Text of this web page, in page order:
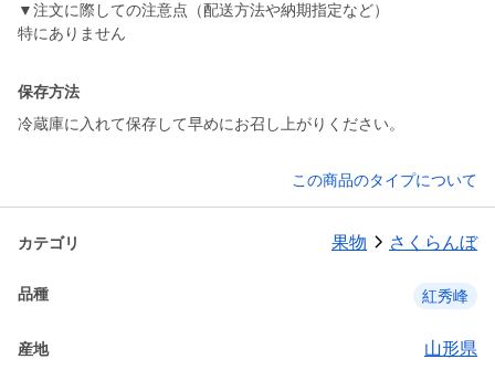
▼注文に際しての注意点（配送方法や納期指定など）
特にありません
保存方法
冷蔵庫に入れて保存して早めにお召し上がりください。
この商品のタイプについて
カテゴリ 果物 さくらんぼ
品種 紅秀峰
産地 山形県